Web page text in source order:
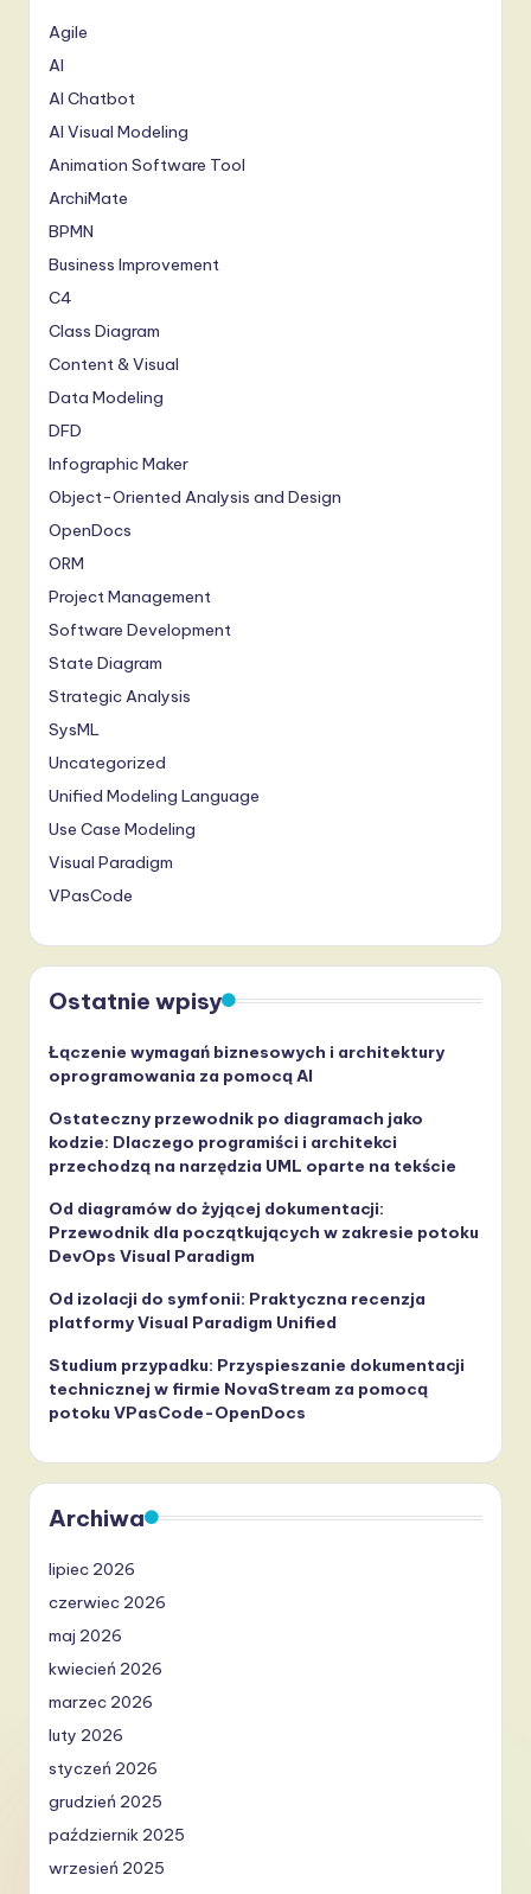
Agile
AI
AI Chatbot
AI Visual Modeling
Animation Software Tool
ArchiMate
BPMN
Business Improvement
C4
Class Diagram
Content & Visual
Data Modeling
DFD
Infographic Maker
Object-Oriented Analysis and Design
OpenDocs
ORM
Project Management
Software Development
State Diagram
Strategic Analysis
SysML
Uncategorized
Unified Modeling Language
Use Case Modeling
Visual Paradigm
VPasCode
Ostatnie wpisy
Łączenie wymagań biznesowych i architektury
oprogramowania za pomocą AI
Ostateczny przewodnik po diagramach jako
kodzie: Dlaczego programiści i architekci
przechodzą na narzędzia UML oparte na tekście
Od diagramów do żyjącej dokumentacji:
Przewodnik dla początkujących w zakresie potoku
DevOps Visual Paradigm
Od izolacji do symfonii: Praktyczna recenzja
platformy Visual Paradigm Unified
Studium przypadku: Przyspieszanie dokumentacji
technicznej w firmie NovaStream za pomocą
potoku VPasCode-OpenDocs
Archiwa
lipiec 2026
czerwiec 2026
maj 2026
kwiecień 2026
marzec 2026
luty 2026
styczeń 2026
grudzień 2025
październik 2025
wrzesień 2025